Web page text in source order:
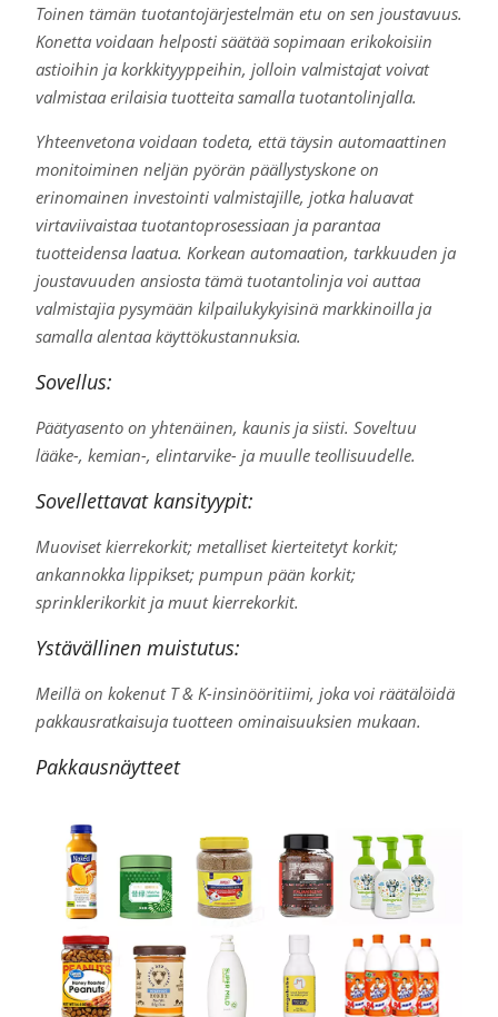
Toinen tämän tuotantojärjestelmän etu on sen joustavuus.
Konetta voidaan helposti säätää sopimaan erikokoisiin
astioihin ja korkkityyppeihin, jolloin valmistajat voivat
valmistaa erilaisia tuotteita samalla tuotantolinjalla.
Yhteenvetona voidaan todeta, että täysin automaattinen
monitoiminen neljän pyörän päällystyskone on
erinomainen investointi valmistajille, jotka haluavat
virtaviivaistaa tuotantoprosessiaan ja parantaa
tuotteidensa laatua. Korkean automaation, tarkkuuden ja
joustavuuden ansiosta tämä tuotantolinja voi auttaa
valmistajia pysymään kilpailukykyisinä markkinoilla ja
samalla alentaa käyttökustannuksia.
Sovellus:
Päätyasento on yhtenäinen, kaunis ja siisti. Soveltuu
lääke-, kemian-, elintarvike- ja muulle teollisuudelle.
Sovellettavat kansityypit:
Muoviset kierrekorkit; metalliset kierteitetyt korkit;
ankannokka lippikset; pumpun pään korkit;
sprinklerikorkit ja muut kierrekorkit.
Ystävällinen muistutus:
Meillä on kokenut T & K-insinööritiimi, joka voi räätälöidä
pakkausratkaisuja tuotteen ominaisuuksien mukaan.
Pakkausnäytteet